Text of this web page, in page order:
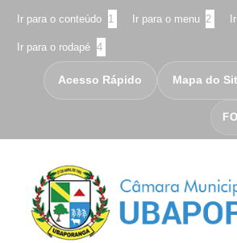
Ir para o conteúdo 1 Ir para o menu 2
Ir para o rodapé 4
Acesso Rápido Mapa do